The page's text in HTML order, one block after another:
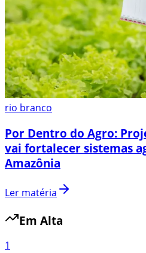
rio branco
Por Dentro do Agro:
vai fortalecer sistemas
Amazônia
Ler matéria
Em Alta
1